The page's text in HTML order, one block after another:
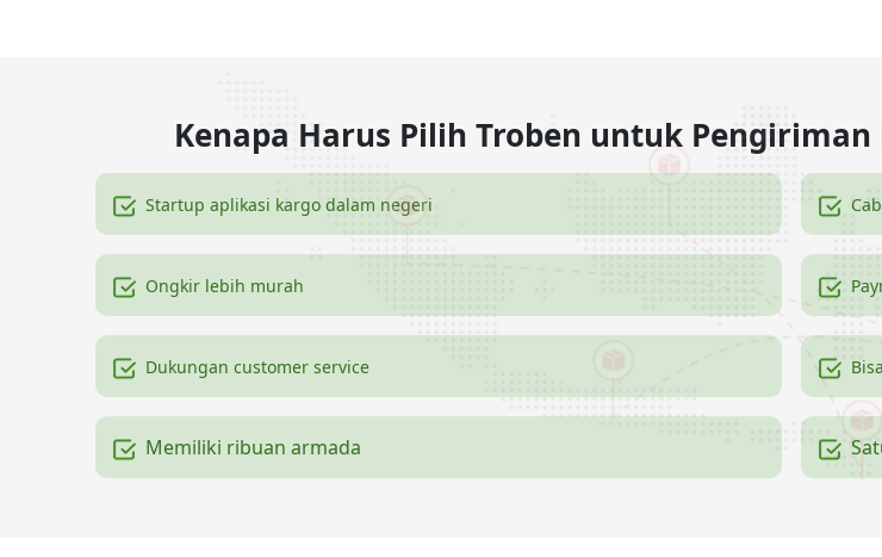
Kenapa Harus Pilih Troben untuk
Startup aplikasi kargo dalam negeri
Ongkir lebih murah
Dukungan customer service
Memiliki ribuan armada